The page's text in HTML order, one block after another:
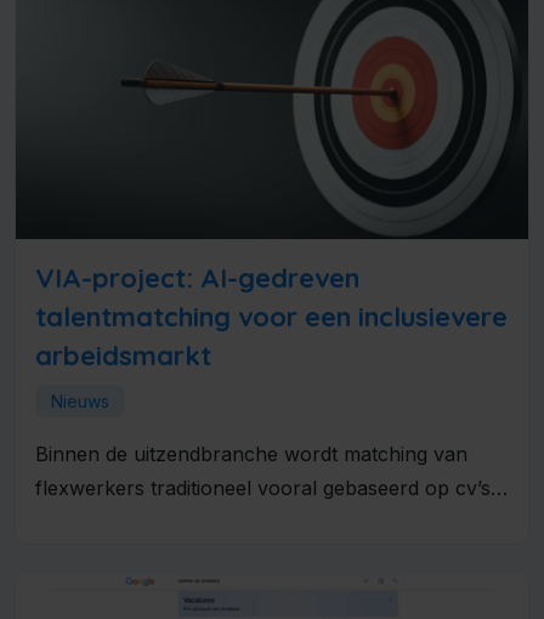
VIA-project: AI-gedreven
talentmatching voor een inclusievere
arbeidsmarkt
Nieuws
Binnen de uitzendbranche wordt matching van
flexwerkers traditioneel vooral gebaseerd op cv’s,